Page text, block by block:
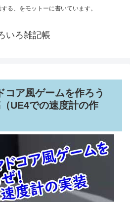
る、をモットーに書いています。
いろ雑記帳
コア風ゲームを作ろう
UE4での速度計の作